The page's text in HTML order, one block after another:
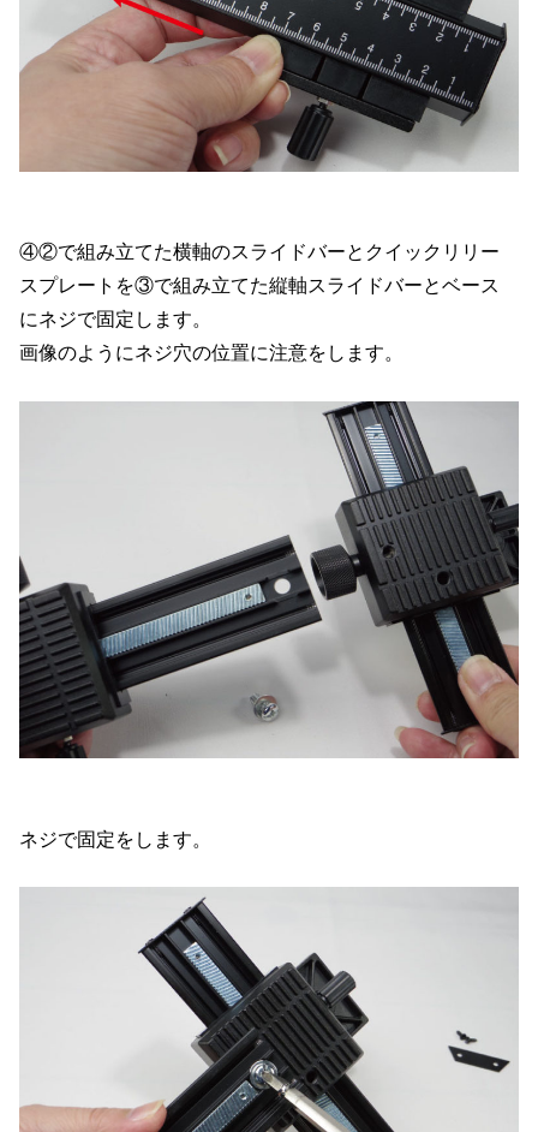
④②で組み立てた横軸のスライドバーとクイックリリー
スプレートを③で組み立てた縦軸スライドバーとベース
にネジで固定します。
画像のようにネジ穴の位置に注意をします。
ネジで固定をします。